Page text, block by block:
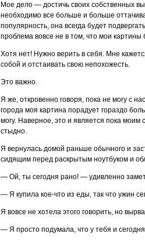
Мое дело — достичь своих собственных
необходимо все больше и больше
популярность, она всегда будет
проблема вовсе не в том, что мои картины
Хотя нет! Нужно верить в себя. Мне
собой и отстаивать свою непохожесть.
Это важно.
Я же, откровенно говоря, пока не могу с
города моя картина порадует гораздо
могу. Наверное, это и является пока
стыдно.
Я вернулась домой раньше обычного и
сидящим перед раскрытым ноутбуком и
— Ой, ты сегодня рано! — удивленно
— Я купила кое-что из еды, так что ужин
Я вовсе не хотела этого говорить, но
— Я просто подумала, что у тебя и